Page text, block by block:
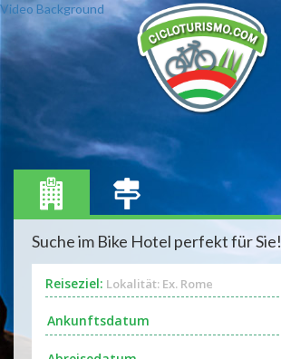
Video Background
Suche im Bike Hotel perfekt für Sie!
Reiseziel: Lokalität: Ex. Rome